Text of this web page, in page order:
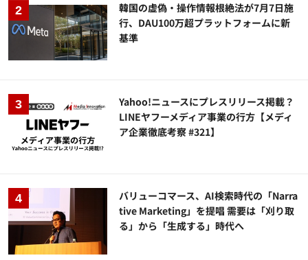
韓国の虚偽・操作情報根絶法が7月7日施
行、DAU100万超プラットフォームに新
基準
Yahoo!ニュースにプレスリリース掲載？
LINEヤフーメディア事業の行方【メディ
ア企業徹底考察 #321】
バリューコマース、AI検索時代の「Narra
tive Marketing」を提唱 需要は「刈り取
る」から「生成する」時代へ